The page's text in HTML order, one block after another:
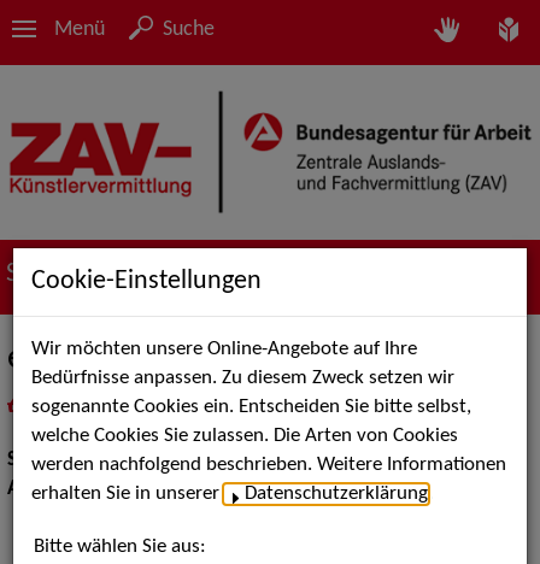
Menü Suche
Suche nach Künstler*innen
equi-libre
als PDF speichern
inMeine Merklistelegen
Show:Artistik
Artistik:Kraftakrobatik / Equilibristik
Cookie-Einstellungen
Wir möchten unsere Online-Angebote auf Ihre
Bedürfnisse anpassen. Zu diesem Zweck setzen wir
sogenannte Cookies ein. Entscheiden Sie bitte selbst,
welche Cookies Sie zulassen. Die Arten von Cookies
werden nachfolgend beschrieben. Weitere Informationen
erhalten Sie in unserer
Datenschutzerklärung
Bitte wählen Sie aus: